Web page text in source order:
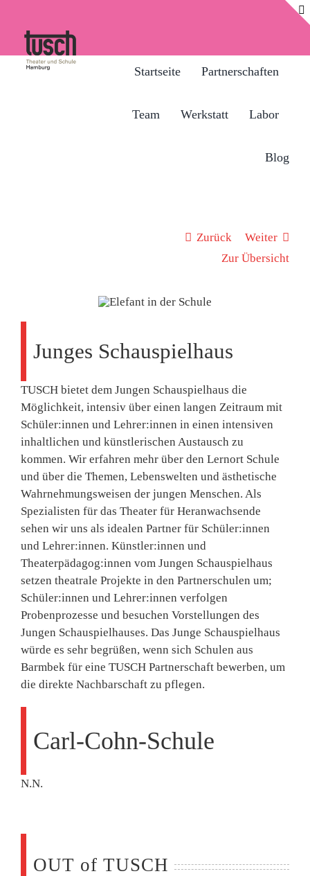
springen
Startseite Partnerschaften
Team Werkstatt Labor
Blog
Zurück
Weiter
Zur Übersicht
Junges Schauspielhaus
TUSCH bietet dem Jungen Schauspielhaus die
Möglichkeit, intensiv über einen langen Zeitraum mit
Schüler:innen und Lehrer:innen in einen intensiven
inhaltlichen und künstlerischen Austausch zu
kommen. Wir erfahren mehr über den Lernort Schule
und über die Themen, Lebenswelten und ästhetische
Wahrnehmungsweisen der jungen Menschen. Als
Spezialisten für das Theater für Heranwachsende
sehen wir uns als idealen Partner für Schüler:innen
und Lehrer:innen. Künstler:innen und
Theaterpädagog:innen vom Jungen Schauspielhaus
setzen theatrale Projekte in den Partnerschulen um;
Schüler:innen und Lehrer:innen verfolgen
Probenprozesse und besuchen Vorstellungen des
Jungen Schauspielhauses. Das Junge Schauspielhaus
würde es sehr begrüßen, wenn sich Schulen aus
Barmbek für eine TUSCH Partnerschaft bewerben, um
die direkte Nachbarschaft zu pflegen.
Carl-Cohn-Schule
N.N.
OUT of TUSCH